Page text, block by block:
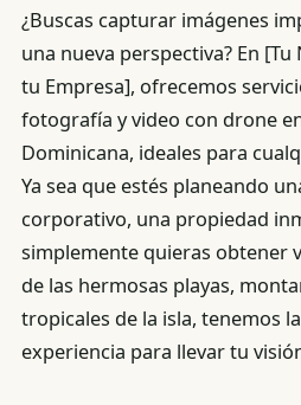
¿Buscas capturar imágenes
una nueva perspectiva? En
tu Empresa], ofrecemos
fotografía y video con drone
Dominicana, ideales para
Ya sea que estés planeando
corporativo, una propiedad
simplemente quieras obtener
de las hermosas playas,
tropicales de la isla, tenemos
experiencia para llevar tu